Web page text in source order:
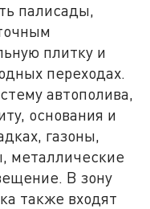
палисады,
плитку и
переходах.
автополива,
основания и
газоны,
металлические
В зону
также входят